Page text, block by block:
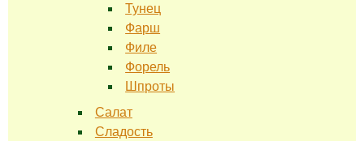
Тунец
Фарш
Филе
Форель
Шпроты
Салат
Сладость